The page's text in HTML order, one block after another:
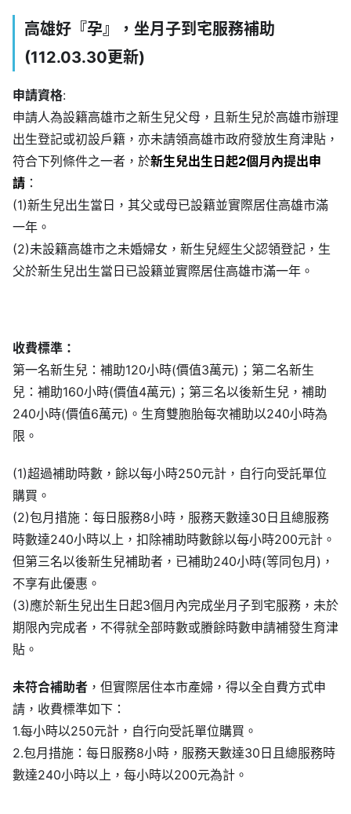
高雄好『孕』，坐月子到宅服務補助
(112.03.30更新)
申請資格:
申請人為設籍高雄市之新生兒父母，且新生兒於高雄市辦理
出生登記或初設戶籍，亦未請領高雄市政府發放生育津貼，
符合下列條件之一者，於新生兒出生日起2個月內提出申
請 ：
(1)新生兒出生當日，其父或母已設籍並實際居住高雄市滿
一年。
(2)未設籍高雄市之未婚婦女，新生兒經生父認領登記，生
父於新生兒出生當日已設籍並實際居住高雄市滿一年。
收費標準：
第一名新生兒：補助120小時(價值3萬元)；第二名新生
兒：補助160小時(價值4萬元)；第三名以後新生兒，補助
240小時(價值6萬元)。生育雙胞胎每次補助以240小時為
限。
(1)超過補助時數，餘以每小時250元計，自行向受託單位
購買。
(2)包月措施：每日服務8小時，服務天數達30日且總服務
時數達240小時以上，扣除補助時數餘以每小時200元計。
但第三名以後新生兒補助者，已補助240小時(等同包月)，
不享有此優惠。
(3)應於新生兒出生日起3個月內完成坐月子到宅服務，未於
期限內完成者，不得就全部時數或賸餘時數申請補發生育津
貼。
未符合補助者 ，但實際居住本市產婦，得以全自費方式申
請，收費標準如下：
1.每小時以250元計，自行向受託單位購買。
2.包月措施：每日服務8小時，服務天數達30日且總服務時
數達240小時以上，每小時以200元為計。